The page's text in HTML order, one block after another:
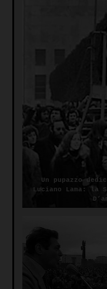
Un pupazzo
Luciano Lama: la